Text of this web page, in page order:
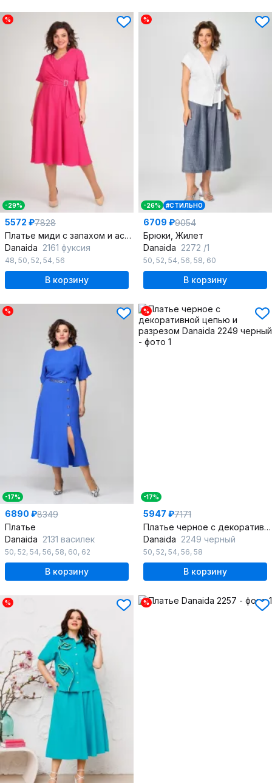
%
-29%
5572 ₽7828
Платье миди с запахом и ассиметричным лифом
Danaida 2161 фуксия
48, 50, 52, 54, 56
В корзину
%
-26% #СТИЛЬНО
6709 ₽9054
Брюки, Жилет
Danaida 2272 /1
50, 52, 54, 56, 58, 60
В корзину
%
-17%
6890 ₽8349
Платье
Danaida 2131 василек
50, 52, 54, 56, 58, 60, 62
В корзину
%
-17%
5947 ₽7171
Платье черное с декоративной цепью и разрезом
Danaida 2249 черный
50, 52, 54, 56, 58
В корзину
% %